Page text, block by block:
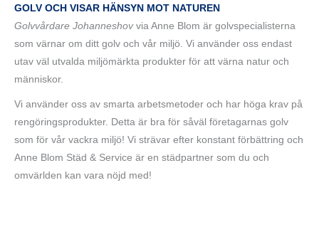
GOLV OCH VISAR HÄNSYN MOT NATUREN
Golvvårdare Johanneshovvia Anne Blom är golvspecialisterna
som värnar om ditt golv och vår miljö. Vi använder oss endast
utav väl utvalda miljömärkta produkter för att värna natur och
människor.
Vi använder oss av smarta arbetsmetoder och har höga krav på
rengöringsprodukter. Detta är bra för såväl företagarnas golv
som för vår vackra miljö! Vi strävar efter konstant förbättring och
Anne Blom Städ & Service är en städpartner som du och
omvärlden kan vara nöjd med!